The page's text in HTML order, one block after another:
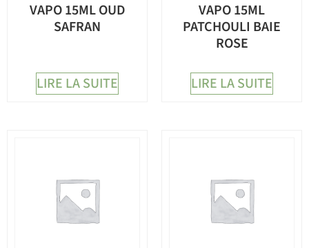
VAPO 15ML OUD
SAFRAN
LIRE LA SUITE
VAPO 15ML
PATCHOULI BAIE
ROSE
LIRE LA SUITE